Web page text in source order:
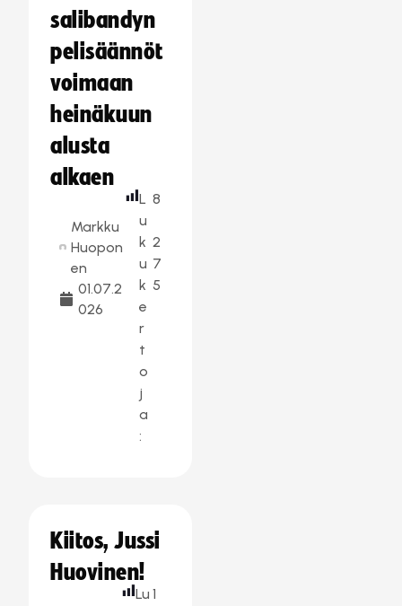
salibandyn
pelisäännöt
voimaan
heinäkuun
alusta
alkaen
Markku
Huopon
en
01.07.2
026
L
u
k
u
k
e
r
t
o
j
a
:
8
2
7
5
Kiitos, Jussi
Huovinen!
Lu 1